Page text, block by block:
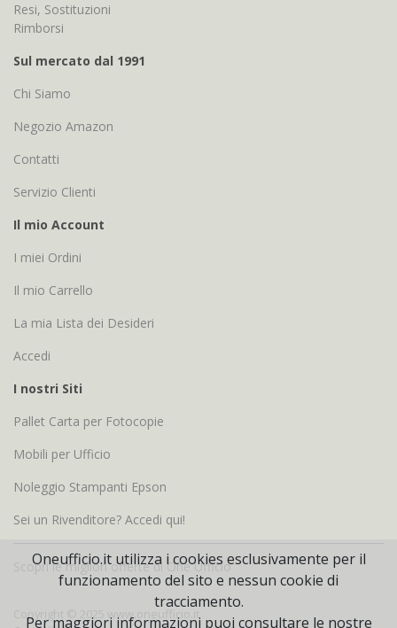
Resi, Sostituzioni
Rimborsi
Sul mercato dal 1991
Chi Siamo
Negozio Amazon
Contatti
Servizio Clienti
Il mio Account
I miei Ordini
Il mio Carrello
La mia Lista dei Desideri
Accedi
I nostri Siti
Pallet Carta per Fotocopie
Mobili per Ufficio
Noleggio Stampanti Epson
Sei un Rivenditore? Accedi qui!
Scopri le migliori offerte di One Ufficio
Copyright © 2025 www.oneufficio.it
Oneufficio.it utilizza i cookies esclusivamente per il
funzionamento del sito e nessun cookie di
tracciamento.
Per maggiori informazioni puoi consultare le nostre